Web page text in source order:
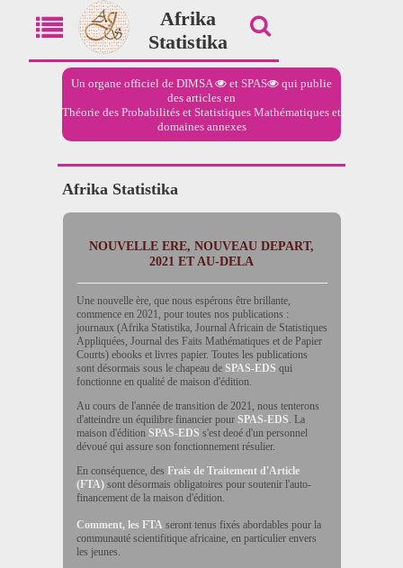
Afrika
Statistika
Un organe officiel de DIMSA et SPAS
qui publie
des articles en
Théorie des Probabilités et Statistiques Mathématiques et
domaines annexes
Afrika Statistika
NOUVELLE ERE, NOUVEAU DEPART,
2021 ET AU-DELA
Une nouvelle ère, que nous espérons être brillante,
commence en 2021, pour toutes nos publications :
journaux (Afrika Statistika, Journal Africain de Statistiques
Appliquées, Journal des Faits Mathématiques et de Papier
Courts) ebooks et livres papier. Toutes les publications
sont désormais sous le chapeau de SPAS-EDS qui
fonctionne en qualité de maison d'édition.
Au cours de l'année de transition de 2021, nous tenterons
d'atteindre un équilibre financier pour SPAS-EDS. La
maison d'édition SPAS-EDS s'est deoé d'un personnel
dévoué qui assure son fonctionnement résulier.
En conséquence, des Frais de Traitement d'Article
(FTA)sont désormais obligatoires pour soutenir l'auto-
financement de la maison d'édition.
Comment, les FTA seront tenus fixés abordables pour la
communauté scientifitique africaine, en particulier envers
les jeunes.